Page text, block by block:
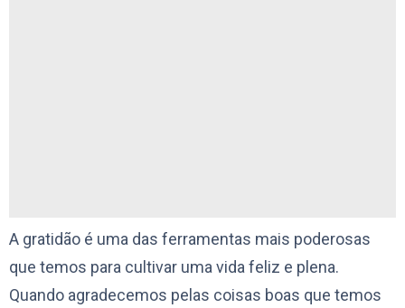
A gratidão é uma das ferramentas mais poderosas
que temos para cultivar uma vida feliz e plena.
Quando agradecemos pelas coisas boas que temos